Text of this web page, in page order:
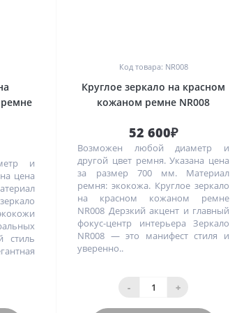
и
цена
стиль
Код товара: NR008
Круглое зеркало на красном
кожаном ремне NR008
52 600₽
Возможен любой диаметр и
другой цвет ремня. Указана цена
за размер 700 мм. Материал
ремня: экокожа. Круглое зеркало
на красном кожаном ремне
NR008 Дерзкий акцент и главный
фокус-центр интерьера Зеркало
NR008 — это манифест стиля и
уверенно..
- +